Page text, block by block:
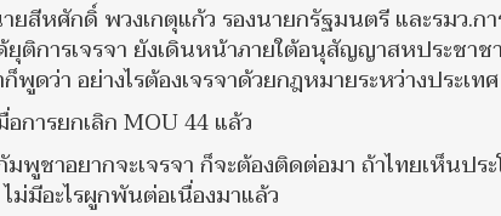
ยสีหศักดิ์ พวงเกตุแก้ว รองนายกรัฐมนตรี และรมว.ก
ยุติการเจรจา ยังเดินหน้าภายใต้อนุสัญญาสหประชาช
พูดว่า อย่างไรต้องเจรจาด้วยกฎหมายระหว่างประเท
อการยกเลิก MOU 44 แล้ว
มพูชาอยากจะเจรจา ก็จะต้องติดต่อมา ถ้าไทยเห็นป
ม่มีอะไรผูกพันต่อเนื่องมาแล้ว